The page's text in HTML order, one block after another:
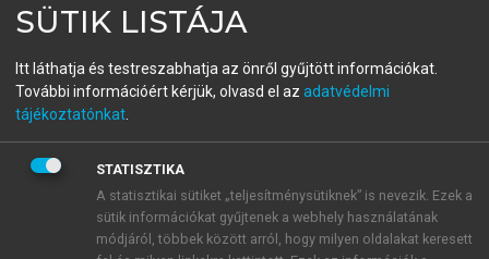
fiókoddal,vagy hozz létre új fiókot.
A regisztráció után apróbaidőszakautomatikusan
BELÉPÉS SAJÁT FIÓKKAL
ÚJ FIÓK LÉTREHOZÁSA
SÜTIK LISTÁJA
Itt láthatja és testreszabhatja az önről gyűjtött információkat.
További információért kérjük, olvasd el az adatvédelmi
tájékoztatónkat
STATISZTIKA
A statisztikai sütiket „teljesítménysütiknek” is nevezik. Ezek a
sütik információkat gyűjtenek a webhely használatának
módjáról, többek között arról, hogy milyen oldalakat keresett